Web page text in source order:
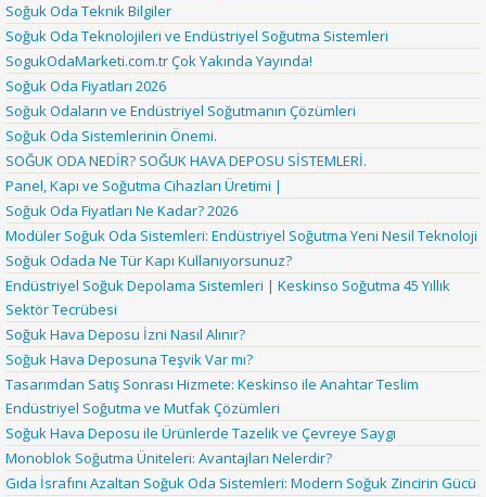
Soğuk Oda Teknik Bilgiler
Soğuk Oda Teknolojileri ve Endüstriyel Soğutma Sistemleri
SogukOdaMarketi.com.tr Çok Yakında Yayında!
Soğuk Oda Fiyatları 2026
Soğuk Odaların ve Endüstriyel Soğutmanın Çözümleri
Soğuk Oda Sistemlerinin Önemi.
SOĞUK ODA NEDİR? SOĞUK HAVA DEPOSU SİSTEMLERİ.
Panel, Kapı ve Soğutma Cihazları Üretimi |
Soğuk Oda Fiyatları Ne Kadar? 2026
Modüler Soğuk Oda Sistemleri: Endüstriyel Soğutma Yeni Nesil Teknoloji
Soğuk Odada Ne Tür Kapı Kullanıyorsunuz?
Endüstriyel Soğuk Depolama Sistemleri | Keskinso Soğutma 45 Yıllık
Sektör Tecrübesi
Soğuk Hava Deposu İzni Nasıl Alınır?
Soğuk Hava Deposuna Teşvik Var mı?
Tasarımdan Satış Sonrası Hizmete: Keskinso ile Anahtar Teslim
Endüstriyel Soğutma ve Mutfak Çözümleri
Soğuk Hava Deposu ile Ürünlerde Tazelik ve Çevreye Saygı
Monoblok Soğutma Üniteleri: Avantajları Nelerdir?
Gıda İsrafını Azaltan Soğuk Oda Sistemleri: Modern Soğuk Zincirin Gücü